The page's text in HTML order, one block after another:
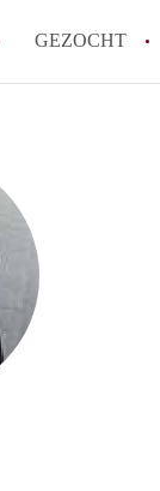
GEZOCHT
om in Utrecht een
werkt Kamers Utrecht
to translate
veelgestelde vragen